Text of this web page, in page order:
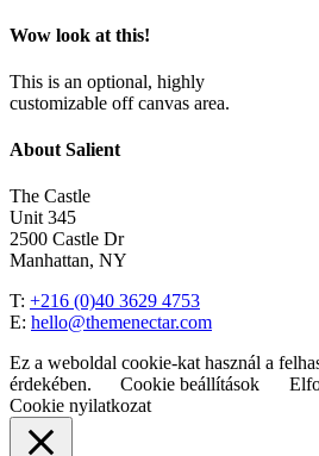
Wow look at this!
This is an optional, highly
customizable off canvas area.
About Salient
The Castle
Unit 345
2500 Castle Dr
Manhattan, NY
T: +216 (0)40 3629 4753
E: hello@themenectar.com
Ez a weboldal cookie-kat használ a
érdekében.
Cookie beállítások
Cookie nyilatkozat